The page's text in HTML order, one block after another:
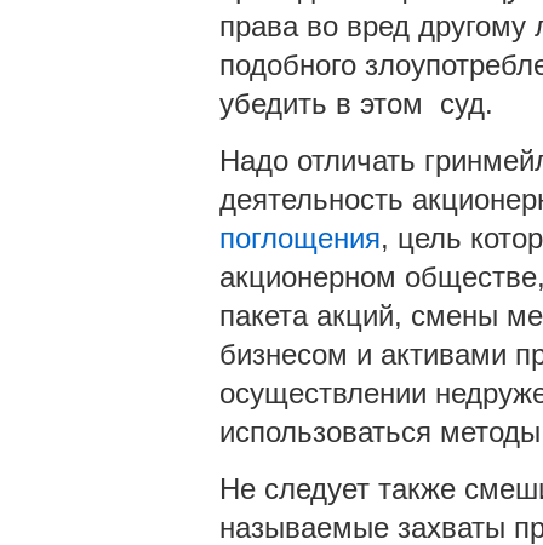
права во вред другому
подобного
убедить в этом суд.
Надо отличать
деятельность
поглощения, цель
акционерном
пакета акций, смены
бизнесом и активами
осуществлении
использоваться
Не следует также
называемые захваты